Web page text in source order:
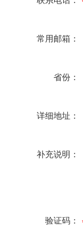
常用邮箱：
省份：
详细地址：
补充说明：
验证码：